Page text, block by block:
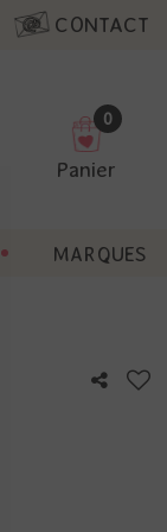
CONTACT
0
Panier
MARQUES